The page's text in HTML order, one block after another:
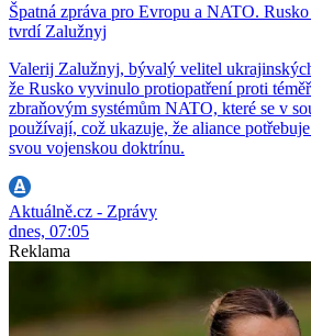
Špatná zpráva pro Evropu a NATO.
tvrdí Zalužnyj
Valerij Zalužnyj, bývalý velitel
že Rusko vyvinulo protiopatření proti
zbraňovým systémům NATO, které se v
používají, což ukazuje, že aliance
svou vojenskou doktrínu.
Aktuálně.cz - Zprávy
dnes, 07:05
Reklama